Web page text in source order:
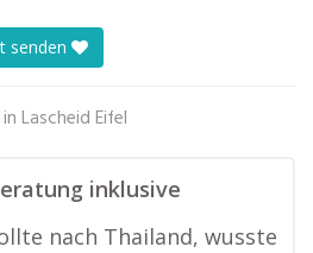
senden
Lascheid Eifel
inklusive
nach Thailand, wusste